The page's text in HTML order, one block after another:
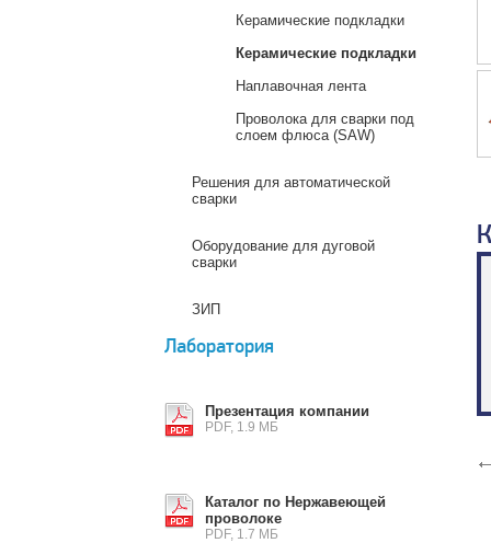
Керамические подкладки
Керамические подкладки
Наплавочная лента
Проволока для сварки под
слоем флюса (SAW)
Решения для автоматической
сварки
Оборудование для дуговой
сварки
ЗИП
Лаборатория
Презентация компании
PDF, 1.9 МБ
Каталог по Нержавеющей
проволоке
PDF, 1.7 МБ